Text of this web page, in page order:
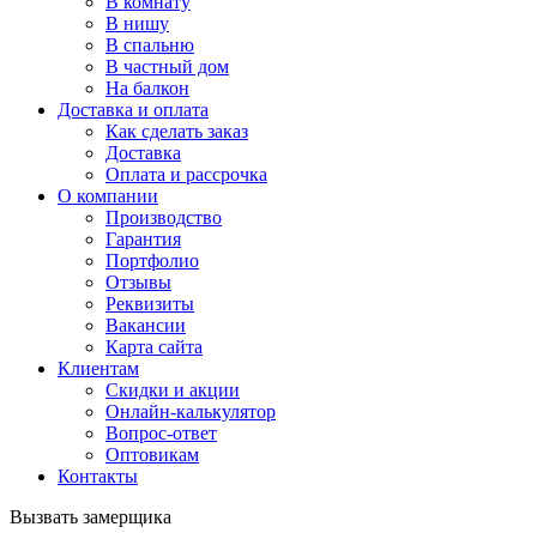
В нишу
В спальню
В частный дом
На балкон
Доставка и оплата
Как сделать заказ
Доставка
Оплата и рассрочка
О компании
Производство
Гарантия
Портфолио
Отзывы
Реквизиты
Вакансии
Карта сайта
Клиентам
Скидки и акции
Онлайн-калькулятор
Вопрос-ответ
Оптовикам
Контакты
Вызвать замерщика